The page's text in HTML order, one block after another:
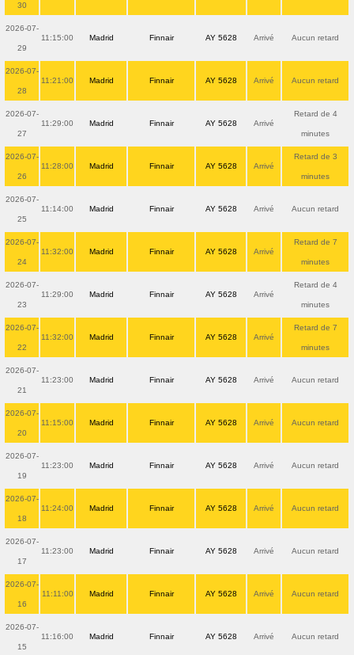
30
2026-07-
29
11:15:00 Madrid Finnair AY 5628 Arrivé Aucun retard
2026-07-
28
11:21:00 Madrid Finnair AY 5628 Arrivé Aucun retard
2026-07-
27
11:29:00 Madrid Finnair AY 5628 Arrivé
Retard de 4
minutes
2026-07-
26
11:28:00 Madrid Finnair AY 5628 Arrivé
Retard de 3
minutes
2026-07-
25
11:14:00 Madrid Finnair AY 5628 Arrivé Aucun retard
2026-07-
24
11:32:00 Madrid Finnair AY 5628 Arrivé
Retard de 7
minutes
2026-07-
23
11:29:00 Madrid Finnair AY 5628 Arrivé
Retard de 4
minutes
2026-07-
22
11:32:00 Madrid Finnair AY 5628 Arrivé
Retard de 7
minutes
2026-07-
21
11:23:00 Madrid Finnair AY 5628 Arrivé Aucun retard
2026-07-
20
11:15:00 Madrid Finnair AY 5628 Arrivé Aucun retard
2026-07-
19
11:23:00 Madrid Finnair AY 5628 Arrivé Aucun retard
2026-07-
18
11:24:00 Madrid Finnair AY 5628 Arrivé Aucun retard
2026-07-
17
11:23:00 Madrid Finnair AY 5628 Arrivé Aucun retard
2026-07-
16
11:11:00 Madrid Finnair AY 5628 Arrivé Aucun retard
2026-07-
15
11:16:00 Madrid Finnair AY 5628 Arrivé Aucun retard